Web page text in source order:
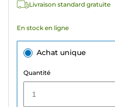
Livraison standard gratuite
En stock en ligne
Achat unique
Quantité
1